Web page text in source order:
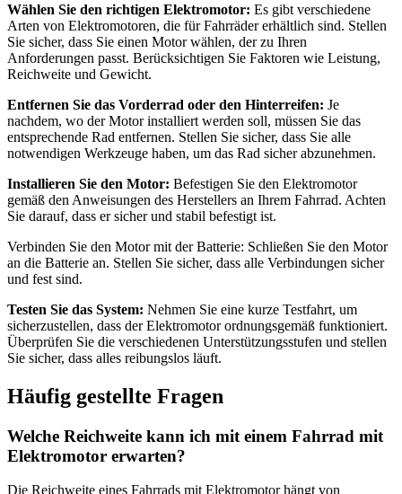
Wählen Sie den richtigen Elektromotor: Es gibt verschiedene
Arten von Elektromotoren, die für Fahrräder erhältlich sind. Stellen
Sie sicher, dass Sie einen Motor wählen, der zu Ihren
Anforderungen passt. Berücksichtigen Sie Faktoren wie Leistung,
Reichweite und Gewicht.
Entfernen Sie das Vorderrad oder den Hinterreifen: Je
nachdem, wo der Motor installiert werden soll, müssen Sie das
entsprechende Rad entfernen. Stellen Sie sicher, dass Sie alle
notwendigen Werkzeuge haben, um das Rad sicher abzunehmen.
Installieren Sie den Motor: Befestigen Sie den Elektromotor
gemäß den Anweisungen des Herstellers an Ihrem Fahrrad. Achten
Sie darauf, dass er sicher und stabil befestigt ist.
Verbinden Sie den Motor mit der Batterie: Schließen Sie den Motor
an die Batterie an. Stellen Sie sicher, dass alle Verbindungen sicher
und fest sind.
Testen Sie das System: Nehmen Sie eine kurze Testfahrt, um
sicherzustellen, dass der Elektromotor ordnungsgemäß funktioniert.
Überprüfen Sie die verschiedenen Unterstützungsstufen und stellen
Sie sicher, dass alles reibungslos läuft.
Häufig gestellte Fragen
Welche Reichweite kann ich mit einem Fahrrad mit
Elektromotor erwarten?
Die Reichweite eines Fahrrads mit Elektromotor hängt von